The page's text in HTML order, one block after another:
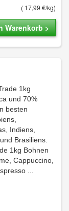
( 17,99 €/kg)
Warenkorb >
1kg
und 70%
besten
Indiens,
Brasiliens.
1kg Bohnen
Cappuccino,
...